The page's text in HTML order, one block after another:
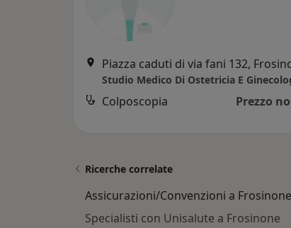
Piazza caduti di via fani 132,
Studio Medico Di Ostetricia E
Colposcopia Prezzo
Ricerche correlate
Assicurazioni/Convenzioni a Frosinone
Specialisti con Unisalute a Frosinone